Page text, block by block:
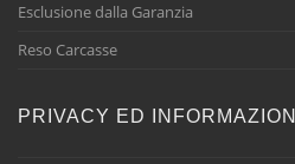
Esclusione dalla Garanzia
Reso Carcasse
PRIVACY ED INFORMAZIONI